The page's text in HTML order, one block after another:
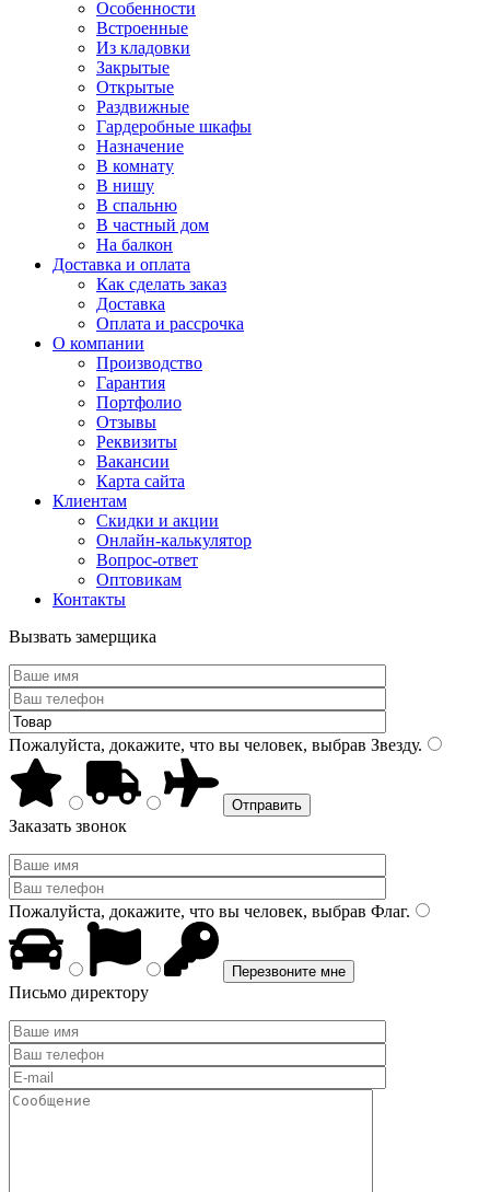
Особенности
Встроенные
Из кладовки
Закрытые
Открытые
Раздвижные
Гардеробные шкафы
Назначение
В комнату
В нишу
В спальню
В частный дом
На балкон
Доставка и оплата
Как сделать заказ
Доставка
Оплата и рассрочка
О компании
Производство
Гарантия
Портфолио
Отзывы
Реквизиты
Вакансии
Карта сайта
Клиентам
Скидки и акции
Онлайн-калькулятор
Вопрос-ответ
Оптовикам
Контакты
Вызвать замерщика
Пожалуйста, докажите, что вы человек, выбрав Звезду.
Заказать звонок
Пожалуйста, докажите, что вы человек, выбрав Флаг.
Письмо директору